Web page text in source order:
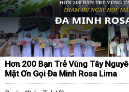
Hơn 200 Bạn Trẻ Vùng Tây
Mặt Ơn Gọi Đa Minh Rosa Lima